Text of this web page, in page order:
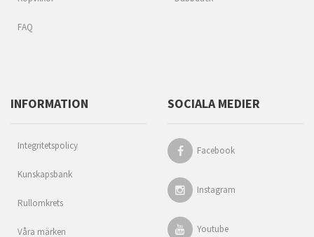
FAQ
INFORMATION
Integritetspolicy
Kunskapsbank
Rullomkrets
Våra märken
SOCIALA MEDIER
Facebook
Instagram
Youtube